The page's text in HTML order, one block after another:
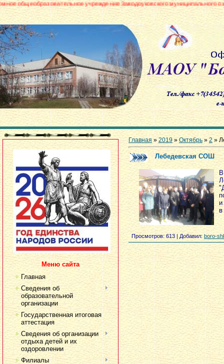
учреждение Заводоуковского муниципального округа
Меню сайта
Главная
Сведения об
образовательной
организации
Государственная итоговая
аттестация
Сведения об организации
отдыха детей и их
оздоровлении
Филиалы
Главная »2019 » Октябрь » 2 »
Лебедевская СОШ
и
в
Просмотров: 613 | Добавил: boro-